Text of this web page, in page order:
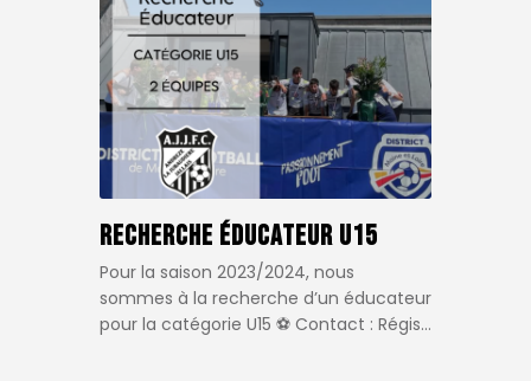
Recherche éducateur U15
Pour la saison 2023/2024, nous
sommes à la recherche d’un éducateur
pour la catégorie U15 ⚽️ Contact : Régis…